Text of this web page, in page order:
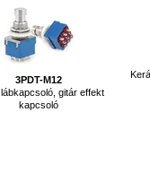
3PDT-M12
gitár effekt
kapcsoló